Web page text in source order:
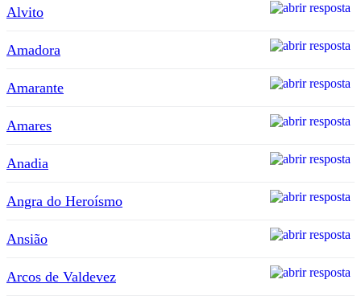
Alvito
Amadora
Amarante
Amares
Anadia
Angra do Heroísmo
Ansião
Arcos de Valdevez